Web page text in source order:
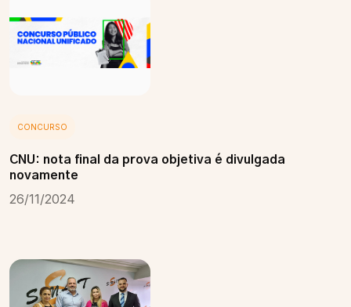
CONCURSO
CNU: nota final da prova objetiva é divulgada
novamente
26/11/2024